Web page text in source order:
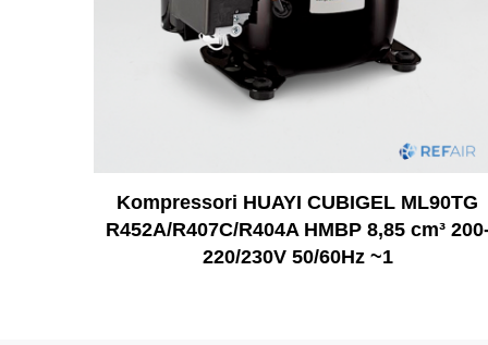
Kompressori HUAYI CUBIGEL ML90TG
R452A/R407C/R404A HMBP 8,85 cm³
220/230V 50/60Hz ~1